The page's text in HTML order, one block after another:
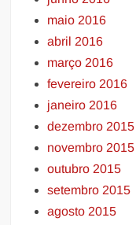
maio 2016
abril 2016
março 2016
fevereiro 2016
janeiro 2016
dezembro 2015
novembro 2015
outubro 2015
setembro 2015
agosto 2015